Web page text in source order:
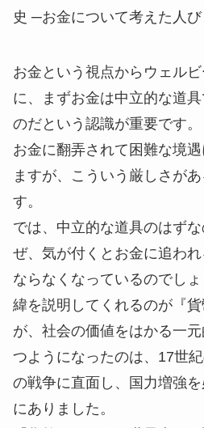
史 ─お金について考えた人
お金という視点からウェル
に、まずお金は中立的な道
のだという認識が重要です。
お金に翻弄されて困難な境
ますが、こういう厳しさが
す。
では、中立的な道具のはず
ぜ、気が付くとお金に追わ
ならなくなっているのでし
緯を説明してくれるのが『
が、社会の価値をはかる一
つようになったのは、17世
の戦争に直面し、国力増強
にありました。